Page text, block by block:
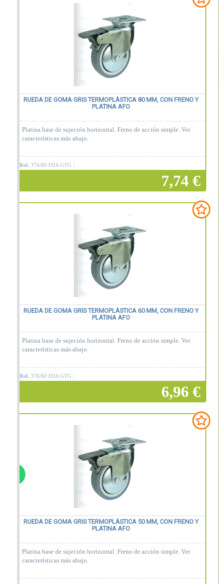
RUEDA DE GOMA GRIS TERMOPLÁSTICA 80 MM, CON FRENO Y
PLATINA AFO
Platina base de sujeción horizontal. Freno de acción simple. Ver
características más abajo.
Ref. 376/80 FDA GTG
7,74 €
RUEDA DE GOMA GRIS TERMOPLÁSTICA 60 MM, CON FRENO Y
PLATINA AFO
Platina base de sujeción horizontal. Freno de acción simple. Ver
características más abajo.
Ref. 376/60 FDA GTG
6,96 €
RUEDA DE GOMA GRIS TERMOPLÁSTICA 50 MM, CON FRENO Y
PLATINA AFO
Platina base de sujeción horizontal. Freno de acción simple. Ver
características más abajo.